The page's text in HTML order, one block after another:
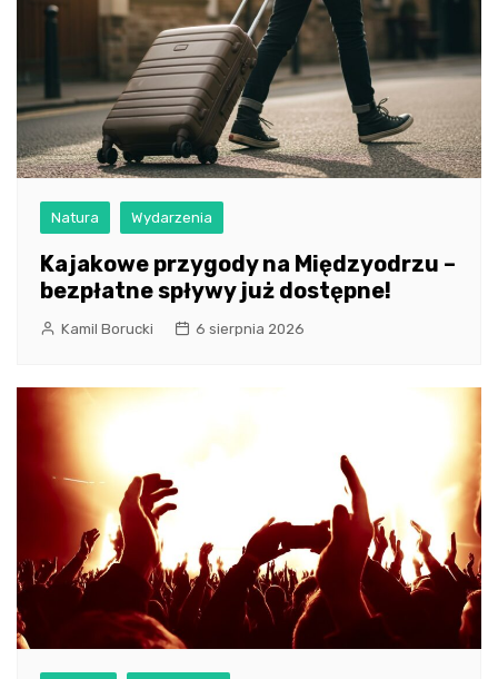
Natura Wydarzenia
Kajakowe przygody na Międzyodrzu –
bezpłatne spływy już dostępne!
Kamil Borucki 6 sierpnia 2026